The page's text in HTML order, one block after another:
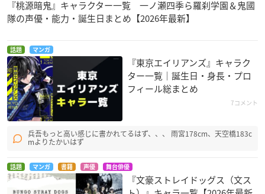
『桃源暗鬼』キャラクター一覧 一ノ瀬四季ら羅刹学園＆鬼國
隊の声優・能力・誕生日まとめ【2026年最新】
話題 マンガ
『東京エイリアンズ』キャラク
ター一覧｜誕生日・身長・プロ
フィール総まとめ
7コメント
兵吾もっと高い感じに書かれてるはず、、、 雨宮178cm、天空橋183c
mよりたかいはず
話題 マンガ 書籍 声優 舞台俳優
『文豪ストレイドッグス（文ス